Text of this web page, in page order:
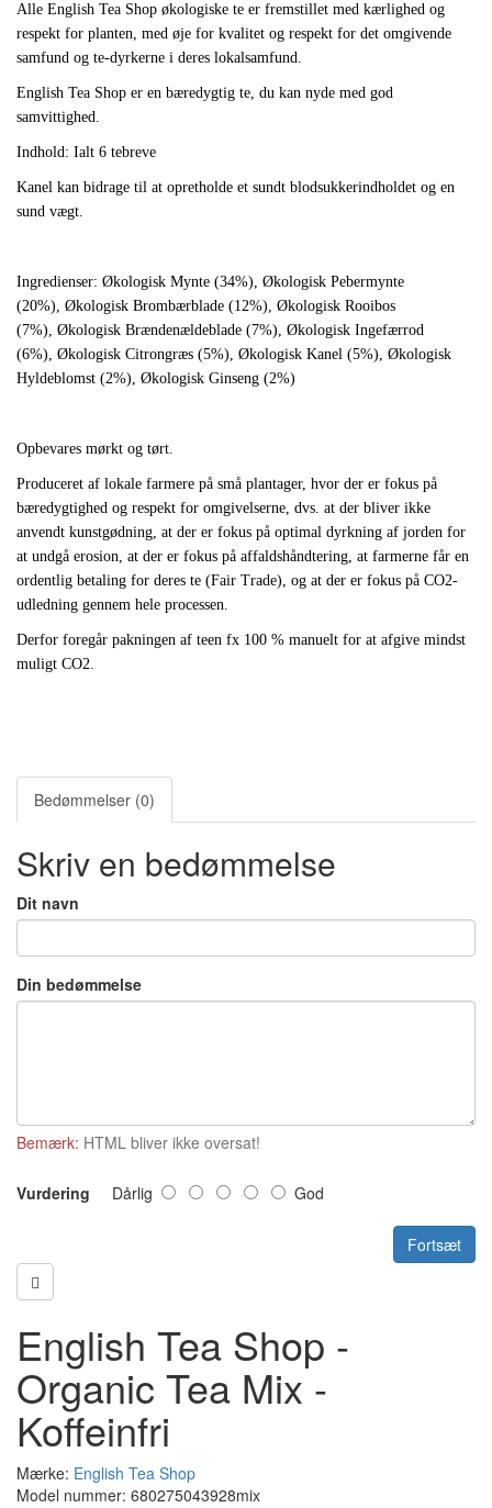
Alle English Tea Shop økologiske te er fremstillet med kærlighed og
respekt for planten, med øje for kvalitet og respekt for det omgivende
samfund og te-dyrkerne i deres lokalsamfund.
English Tea Shop er en bæredygtig te, du kan nyde med god
samvittighed.
Indhold: Ialt 6 tebreve
Kanel kan bidrage til at opretholde et sundt blodsukkerindholdet og en
sund vægt.
Ingredienser: Økologisk Mynte (34%), Økologisk Pebermynte
(20%), Økologisk Brombærblade (12%), Økologisk Rooibos
(7%), Økologisk Brændenældeblade (7%), Økologisk Ingefærrod
(6%), Økologisk Citrongræs (5%), Økologisk Kanel (5%), Økologisk
Hyldeblomst (2%), Økologisk Ginseng (2%)
Opbevares mørkt og tørt.
Produceret af lokale farmere på små plantager, hvor der er fokus på
bæredygtighed og respekt for omgivelserne, dvs. at der bliver ikke
anvendt kunstgødning, at der er fokus på optimal dyrkning af jorden for
at undgå erosion, at der er fokus på affaldshåndtering, at farmerne får en
ordentlig betaling for deres te (Fair Trade), og at der er fokus på CO2-
udledning gennem hele processen.
Derfor foregår pakningen af teen fx 100 % manuelt for at afgive mindst
muligt CO2.
Bedømmelser (0)
Skriv en bedømmelse
Dit navn
Din bedømmelse
Bemærk: HTML bliver ikke oversat!
Vurdering Dårlig God
Fortsæt
English Tea Shop -
Organic Tea Mix -
Koffeinfri
Mærke: English Tea Shop
Model nummer: 680275043928mix